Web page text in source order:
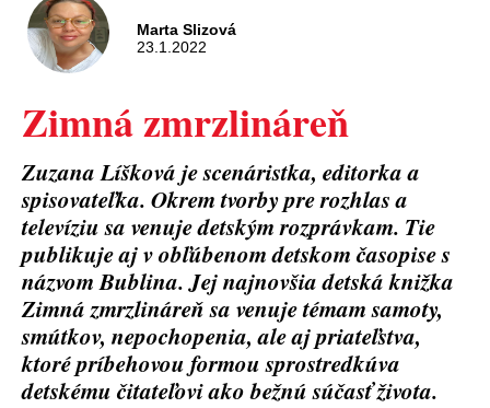
Marta Slizová
23.1.2022
Zimná zmrzlináreň
Zuzana Líšková je scenáristka, editorka a
spisovateľka. Okrem tvorby pre rozhlas a
televíziu sa venuje detským rozprávkam. Tie
publikuje aj v obľúbenom detskom časopise s
názvom Bublina. Jej najnovšia detská knižka
Zimná zmrzlináreň sa venuje témam samoty,
smútkov, nepochopenia, ale aj priateľstva,
ktoré príbehovou formou sprostredkúva
detskému čitateľovi ako bežnú súčasť života.